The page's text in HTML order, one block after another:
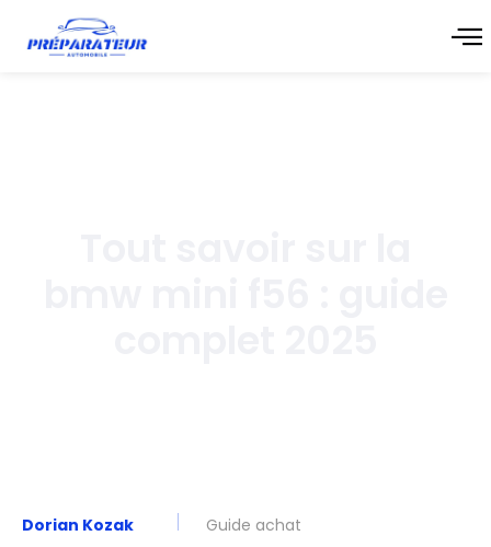
Dorian Kozak Guide achat